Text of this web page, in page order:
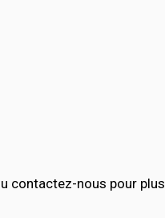
contactez-nous pour plus